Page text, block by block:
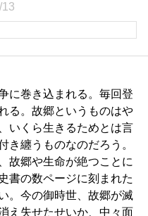
に巻き込まれる。毎回登
る。故郷というものはや
いくら生きるためとは言
き纏うものなのだろう。
故郷や生命が絶つことに
書の数ページに刻まれた
。今の御時世、故郷が滅
え失せたせいか、中々面